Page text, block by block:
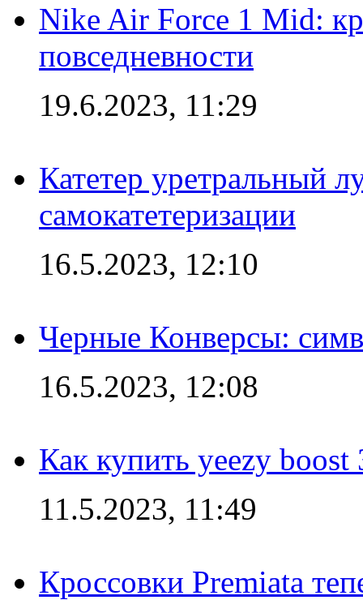
Nike Air Force 1 Mid:
повседневности
19.6.2023, 11:29
Катетер уретральный
самокатетеризации
16.5.2023, 12:10
Черные Конверсы:
16.5.2023, 12:08
Как купить yeezy boost
11.5.2023, 11:49
Кроссовки Premiata